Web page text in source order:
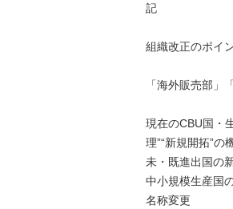
記
組織改正のポイ
「海外販売部」
現在のCBU国・
理”“新規開拓”
未・既進出国の
中小規模生産国
名称変更